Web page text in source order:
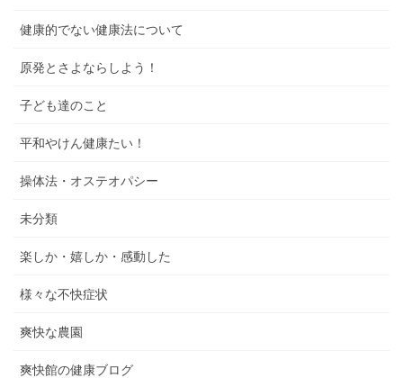
健康的でない健康法について
原発とさよならしよう！
子ども達のこと
平和やけん健康たい！
操体法・オステオパシー
未分類
楽しか・嬉しか・感動した
様々な不快症状
爽快な農園
爽快館の健康ブログ